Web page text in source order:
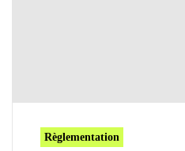
Règlementation